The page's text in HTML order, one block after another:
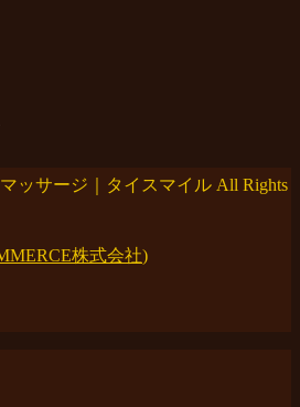
ッサージ｜タイスマイル All Rights
株式会社)